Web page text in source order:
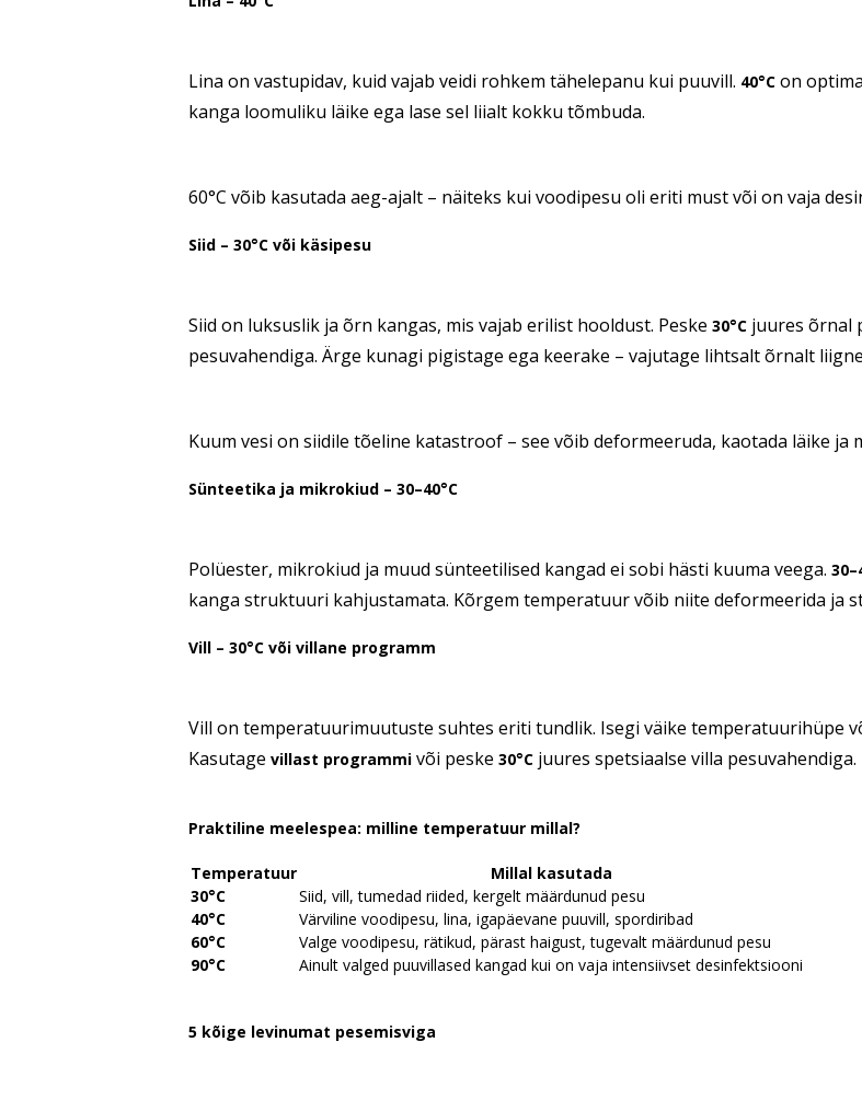
Lina on vastupidav, kuid vajab veidi rohkem tähelepanu kui puuvill. 40°C on
kanga loomuliku läike ega lase sel liialt kokku tõmbuda.
60°C võib kasutada aeg-ajalt – näiteks kui voodipesu oli eriti must või on vaja
Siid – 30°C või käsipesu
Siid on luksuslik ja õrn kangas, mis vajab erilist hooldust. Peske 30°C juures õrnal
pesuvahendiga. Ärge kunagi pigistage ega keerake – vajutage lihtsalt õrnalt
Kuum vesi on siidile tõeline katastroof – see võib deformeeruda, kaotada läike ja
Sünteetika ja mikrokiud – 30–40°C
Polüester, mikrokiud ja muud sünteetilised kangad ei sobi hästi kuuma veega.
kanga struktuuri kahjustamata. Kõrgem temperatuur võib niite deformeerida ja
Vill – 30°C või villane programm
Vill on temperatuurimuutuste suhtes eriti tundlik. Isegi väike temperatuurihüpe
Kasutage villast programmi või peske 30°C juures spetsiaalse villa pesuvahendiga.
Praktiline meelespea: milline temperatuur millal?
Temperatuur
Millal kasutada
30°C
Siid, vill, tumedad riided, kergelt määrdunud pesu
40°C
Värviline voodipesu, lina, igapäevane puuvill, spordiribad
60°C
Valge voodipesu, rätikud, pärast haigust, tugevalt määrdunud pesu
90°C
Ainult valged puuvillased kangad kui on vaja intensiivset desinfektsiooni
5 kõige levinumat pesemisviga